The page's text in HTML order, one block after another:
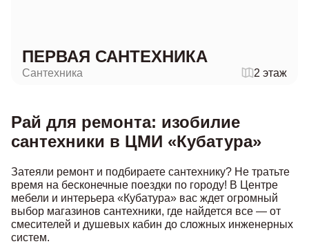
ПЕРВАЯ САНТЕХНИКА
Сантехника 2 этаж
Рай для ремонта: изобилие
сантехники в ЦМИ «Кубатура»
Затеяли ремонт и подбираете сантехнику? Не тратьте
время на бесконечные поездки по городу! В Центре
мебели и интерьера «Кубатура» вас ждет огромный
выбор магазинов сантехники, где найдется все — от
смесителей и душевых кабин до сложных инженерных
систем.